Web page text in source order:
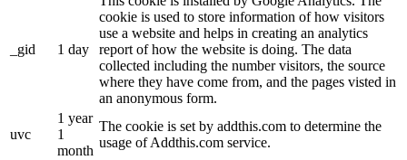
_gid 1 day
cookie is used to store information of how visitors
use a website and helps in creating an analytics
report of how the website is doing. The data
collected including the number visitors, the source
where they have come from, and the pages visted in
an anonymous form.
uvc
1 year
1
month
The cookie is set by addthis.com to determine the
usage of Addthis.com service.